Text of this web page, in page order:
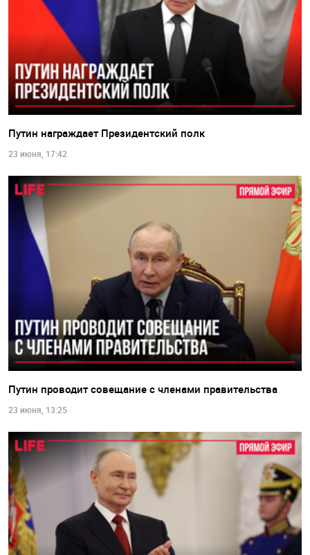
Путин награждает Президентский полк
23 июня, 17:42
Путин проводит совещание с членами правительства
23 июня, 13:25